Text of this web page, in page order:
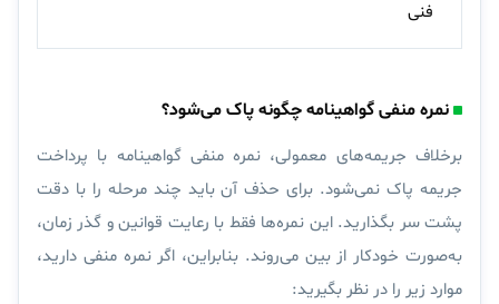
فنی
نمره منفی گواهینامه چگونه پاک می‌شود؟
برخلاف جریمه‌های معمولی، نمره منفی گواهینامه با پرداخت
جریمه پاک نمی‌شود. برای حذف آن باید چند مرحله را با دقت
پشت سر بگذارید. این نمره‌ها فقط با رعایت قوانین و گذر زمان،
به‌صورت خودکار از بین می‌روند. بنابراین، اگر نمره منفی دارید،
موارد زیر را در نظر بگیرید: